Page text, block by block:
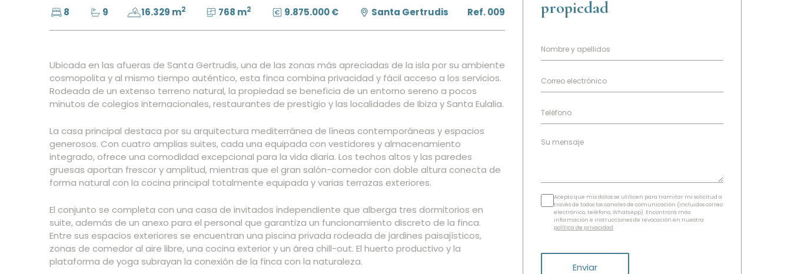
8 9 16.329 m2 768 m2 9.875.000 € Santa Gertrudis Ref. 009
Ubicada en las afueras de Santa Gertrudis, una de las zonas más apreciadas de la isla por su ambiente
cosmopolita y al mismo tiempo auténtico, esta finca combina privacidad y fácil acceso a los servicios.
Rodeada de un extenso terreno natural, la propiedad se beneficia de un entorno sereno a pocos
minutos de colegios internacionales, restaurantes de prestigio y las localidades de Ibiza y Santa Eulalia.
La casa principal destaca por su arquitectura mediterránea de líneas contemporáneas y espacios
generosos. Con cuatro amplias suites, cada una equipada con vestidores y almacenamiento
integrado, ofrece una comodidad excepcional para la vida diaria. Los techos altos y las paredes
gruesas aportan frescor y amplitud, mientras que el gran salón-comedor con doble altura conecta de
forma natural con la cocina principal totalmente equipada y varias terrazas exteriores.
El conjunto se completa con una casa de invitados independiente que alberga tres dormitorios en
suite, además de un anexo para el personal que garantiza un funcionamiento discreto de la finca.
Entre sus espacios exteriores se encuentran una piscina privada rodeada de jardines paisajísticos,
zonas de comedor al aire libre, una cocina exterior y un área chill-out. El huerto productivo y la
plataforma de yoga subrayan la conexión de la finca con la naturaleza.
propiedad
Acepto que mis datos se utilicen para tramitar mi solicitud a
través de todos los canales de comunicación (incluidos correo
electrónico, teléfono, WhatsApp). Encontrará más
información e instrucciones de revocación en nuestra
política de privacidad
Enviar